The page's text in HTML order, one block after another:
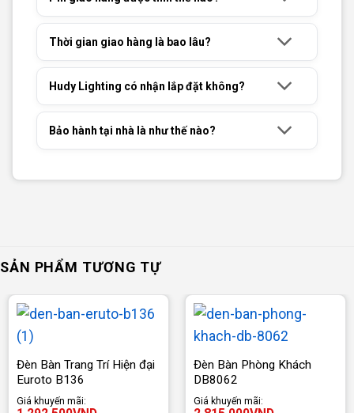
Thời gian giao hàng là bao lâu?
Hudy Lighting có nhận lắp đặt không?
Bảo hành tại nhà là như thế nào?
SẢN PHẨM TƯƠNG TỰ
Đèn Bàn Trang Trí Hiện đại
Euroto B136
Giá khuyến mãi:
Đèn Bàn Phòng Khách
DB8062
Giá khuyến mãi: